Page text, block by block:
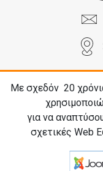
Με σχεδόν 20
για να
σχετικές Web